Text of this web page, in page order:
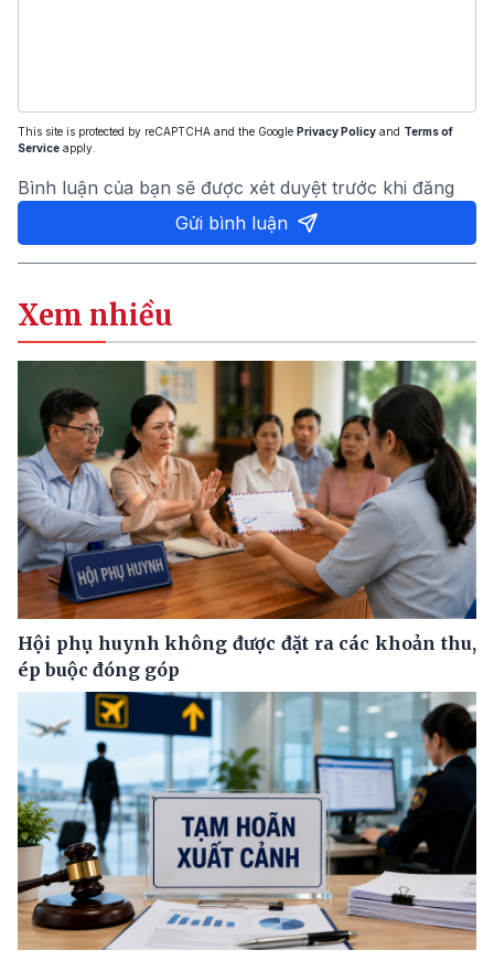
This site is protected by reCAPTCHA and the Google Privacy Policy and Terms of
Service apply.
Bình luận của bạn sẽ được xét duyệt trước khi đăng
Gửi bình luận
Xem nhiều
Hội phụ huynh không được đặt ra các khoản thu,
ép buộc đóng góp